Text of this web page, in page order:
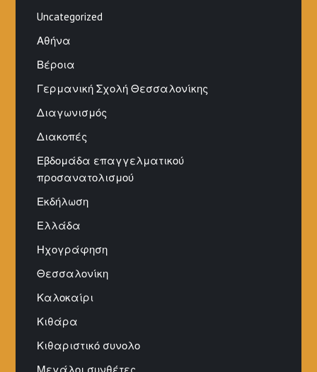
Uncategorized
Αθήνα
Βέροια
Γερμανική Σχολή Θεσσαλονίκης
Διαγωνισμός
Διακοπές
Εβδομάδα επαγγελματικού
προσανατολισμού
Εκδήλωση
Ελλάδα
Ηχογράφηση
Θεσσαλονίκη
Καλοκαίρι
Κιθάρα
Κιθαριστικό συνολο